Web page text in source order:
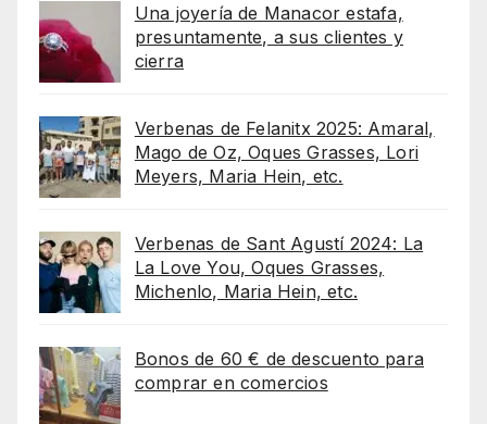
Una joyería de Manacor estafa,
presuntamente, a sus clientes y
cierra
Verbenas de Felanitx 2025: Amaral,
Mago de Oz, Oques Grasses, Lori
Meyers, Maria Hein, etc.
Verbenas de Sant Agustí 2024: La
La Love You, Oques Grasses,
Michenlo, Maria Hein, etc.
Bonos de 60 € de descuento para
comprar en comercios